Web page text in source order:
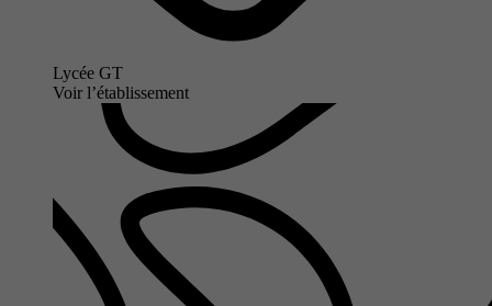
Lycée GT
Voir l’établissement